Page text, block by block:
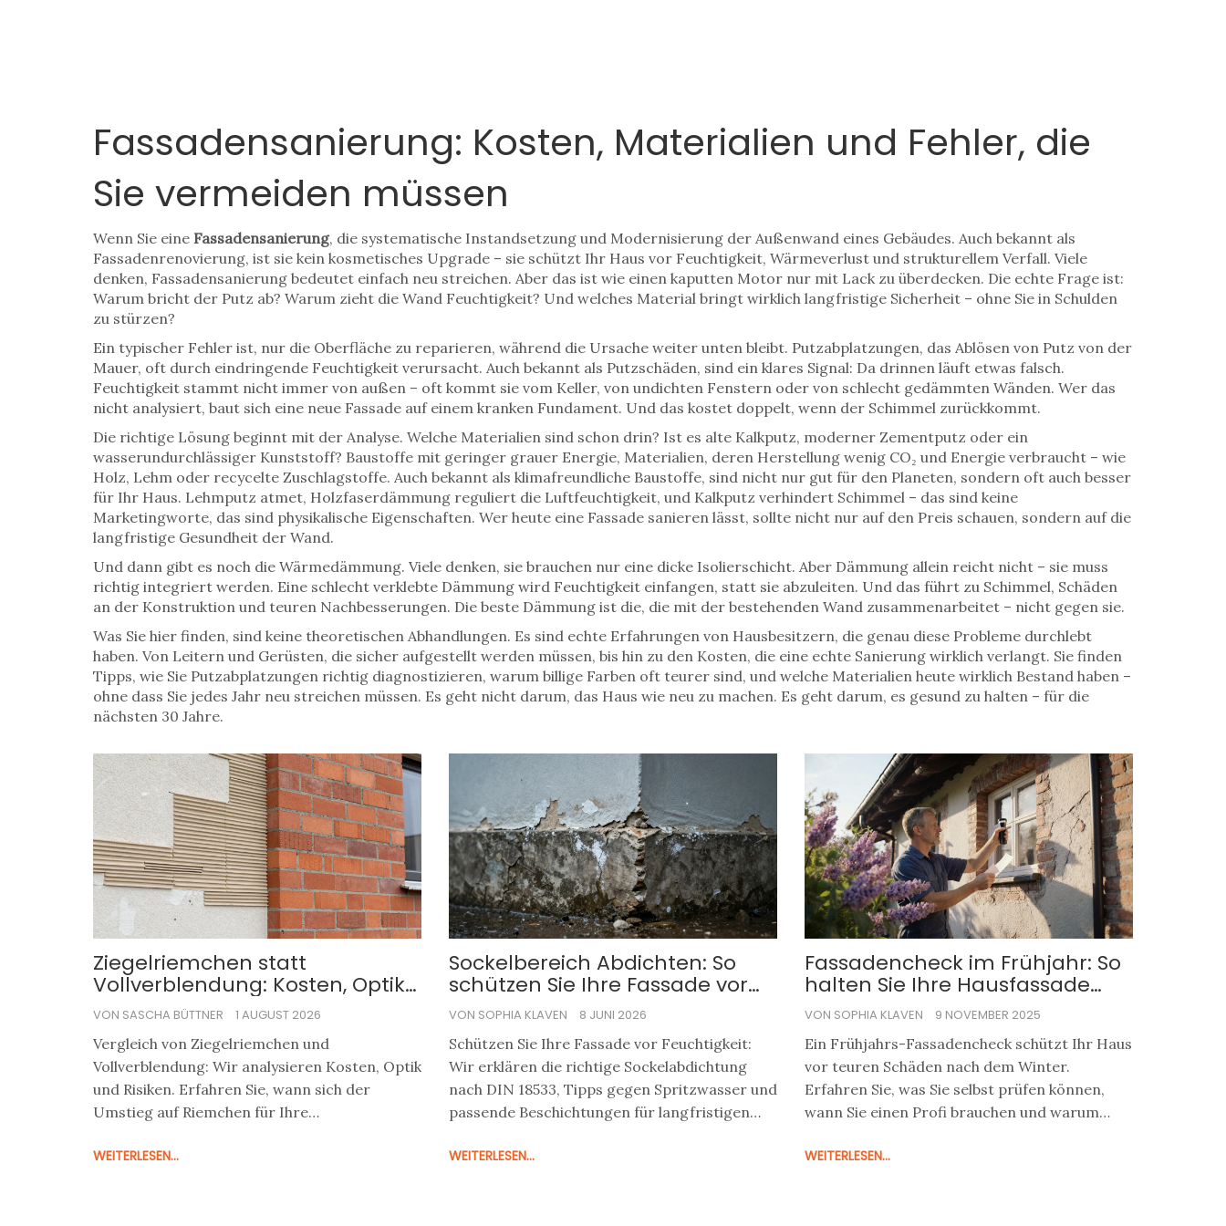
Fassadensanierung: Kosten, Materialien und Fehler, die
Sie vermeiden müssen
Wenn Sie eine Fassadensanierung, die systematische Instandsetzung und Modernisierung der Außenwand eines Gebäudes. Auch bekannt als
Fassadenrenovierung, ist sie kein kosmetisches Upgrade – sie schützt Ihr Haus vor Feuchtigkeit, Wärmeverlust und strukturellem Verfall. Viele
denken, Fassadensanierung bedeutet einfach neu streichen. Aber das ist wie einen kaputten Motor nur mit Lack zu überdecken. Die echte Frage ist:
Warum bricht der Putz ab? Warum zieht die Wand Feuchtigkeit? Und welches Material bringt wirklich langfristige Sicherheit – ohne Sie in Schulden
zu stürzen?
Ein typischer Fehler ist, nur die Oberfläche zu reparieren, während die Ursache weiter unten bleibt. Putzabplatzungen, das Ablösen von Putz von der
Mauer, oft durch eindringende Feuchtigkeit verursacht. Auch bekannt als Putzschäden, sind ein klares Signal: Da drinnen läuft etwas falsch.
Feuchtigkeit stammt nicht immer von außen – oft kommt sie vom Keller, von undichten Fenstern oder von schlecht gedämmten Wänden. Wer das
nicht analysiert, baut sich eine neue Fassade auf einem kranken Fundament. Und das kostet doppelt, wenn der Schimmel zurückkommt.
Die richtige Lösung beginnt mit der Analyse. Welche Materialien sind schon drin? Ist es alte Kalkputz, moderner Zementputz oder ein
wasserundurchlässiger Kunststoff? Baustoffe mit geringer grauer Energie, Materialien, deren Herstellung wenig CO₂ und Energie verbraucht – wie
Holz, Lehm oder recycelte Zuschlagstoffe. Auch bekannt als klimafreundliche Baustoffe, sind nicht nur gut für den Planeten, sondern oft auch besser
für Ihr Haus. Lehmputz atmet, Holzfaserdämmung reguliert die Luftfeuchtigkeit, und Kalkputz verhindert Schimmel – das sind keine
Marketingworte, das sind physikalische Eigenschaften. Wer heute eine Fassade sanieren lässt, sollte nicht nur auf den Preis schauen, sondern auf die
langfristige Gesundheit der Wand.
Und dann gibt es noch die Wärmedämmung. Viele denken, sie brauchen nur eine dicke Isolierschicht. Aber Dämmung allein reicht nicht – sie muss
richtig integriert werden. Eine schlecht verklebte Dämmung wird Feuchtigkeit einfangen, statt sie abzuleiten. Und das führt zu Schimmel, Schäden
an der Konstruktion und teuren Nachbesserungen. Die beste Dämmung ist die, die mit der bestehenden Wand zusammenarbeitet – nicht gegen sie.
Was Sie hier finden, sind keine theoretischen Abhandlungen. Es sind echte Erfahrungen von Hausbesitzern, die genau diese Probleme durchlebt
haben. Von Leitern und Gerüsten, die sicher aufgestellt werden müssen, bis hin zu den Kosten, die eine echte Sanierung wirklich verlangt. Sie finden
Tipps, wie Sie Putzabplatzungen richtig diagnostizieren, warum billige Farben oft teurer sind, und welche Materialien heute wirklich Bestand haben –
ohne dass Sie jedes Jahr neu streichen müssen. Es geht nicht darum, das Haus wie neu zu machen. Es geht darum, es gesund zu halten – für die
nächsten 30 Jahre.
Ziegelriemchen statt
Vollverblendung: Kosten, Optik
und Risiken im Vergleich
VON SASCHA BÜTTNER 1 AUGUST 2026
Vergleich von Ziegelriemchen und
Vollverblendung: Wir analysieren Kosten, Optik
und Risiken. Erfahren Sie, wann sich der
Umstieg auf Riemchen für Ihre
WEITERLESEN...
Sockelbereich Abdichten: So
schützen Sie Ihre Fassade vor
Spritzwasser & Schäden
VON SOPHIA KLAVEN 8 JUNI 2026
Schützen Sie Ihre Fassade vor Feuchtigkeit:
Wir erklären die richtige Sockelabdichtung
nach DIN 18533, Tipps gegen Spritzwasser und
passende Beschichtungen für langfristigen
WEITERLESEN...
Fassadencheck im Frühjahr: So
halten Sie Ihre Hausfassade
langfristig in Top Zustand
VON SOPHIA KLAVEN 9 NOVEMBER 2025
Ein Frühjahrs-Fassadencheck schützt Ihr Haus
vor teuren Schäden nach dem Winter.
Erfahren Sie, was Sie selbst prüfen können,
wann Sie einen Profi brauchen und warum
WEITERLESEN...